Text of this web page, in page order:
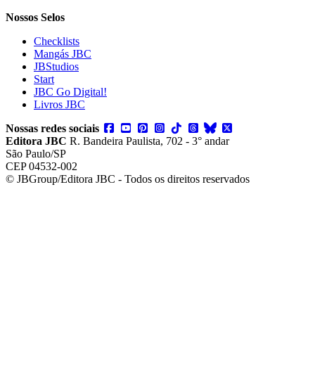
Nossos Selos
Checklists
Mangás JBC
JBStudios
Start
JBC Go Digital!
Livros JBC
Nossas redes sociais
Editora JBC R. Bandeira Paulista, 702 - 3° andar
São Paulo/SP
CEP 04532-002
© JBGroup/Editora JBC - Todos os direitos reservados